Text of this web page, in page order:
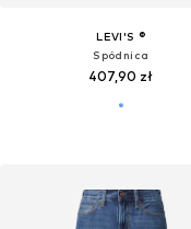
LEVI'S ®
Spódnica
407,90 zł